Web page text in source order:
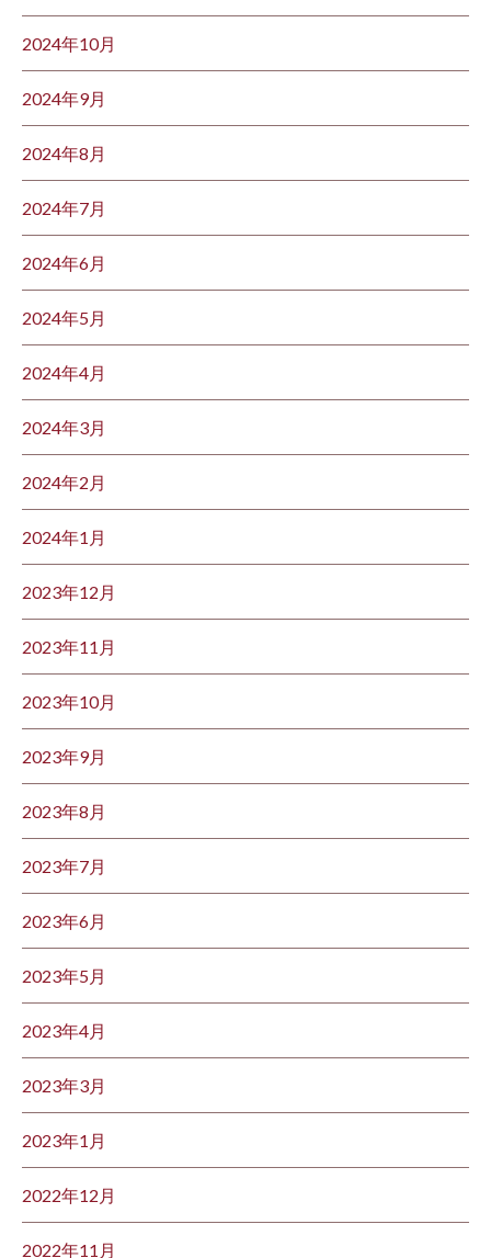
2024年10月
2024年9月
2024年8月
2024年7月
2024年6月
2024年5月
2024年4月
2024年3月
2024年2月
2024年1月
2023年12月
2023年11月
2023年10月
2023年9月
2023年8月
2023年7月
2023年6月
2023年5月
2023年4月
2023年3月
2023年1月
2022年12月
2022年11月